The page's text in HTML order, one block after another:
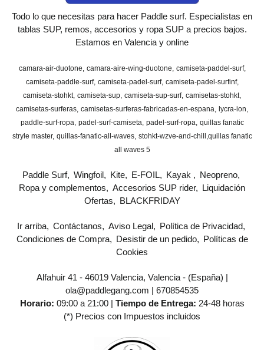
Todo lo que necesitas para hacer Paddle surf. Especialistas en
tablas SUP, remos, accesorios y ropa SUP a precios bajos.
Estamos en Valencia y online
camara-air-duotone camara-aire-wing-duotone camiseta-paddel-surf
camiseta-paddle-surf camiseta-padel-surf camiseta-padel-surfinf
camiseta-stohkt camiseta-sup camiseta-sup-surf camisetas-stohkt
camisetas-surferas camisetas-surferas-fabricadas-en-espana lycra-ion
paddle-surf-ropa padel-surf-camiseta padel-surf-ropa quillas fanatic
stryle master quillas-fanatic-all-waves stohkt-wzve-and-chill ​quillas fanatic
all waves 5
Paddle Surf Wingfoil Kite E-FOIL Kayak
Neopreno
Ropa y complementos
Accesorios SUP rider
Liquidación
Ofertas
BLACKFRIDAY
Ir arriba Contáctanos Aviso Legal
Política de Privacidad
Condiciones de Compra
Desistir de un pedido
Políticas de
Cookies
Alfahuir 41 - 46019 Valencia, Valencia - (España) |
ola@paddlegang.com | 670854535
Horario: 09:00 a 21:00 | Tiempo de Entrega: 24-48 horas
(*) Precios con Impuestos incluidos